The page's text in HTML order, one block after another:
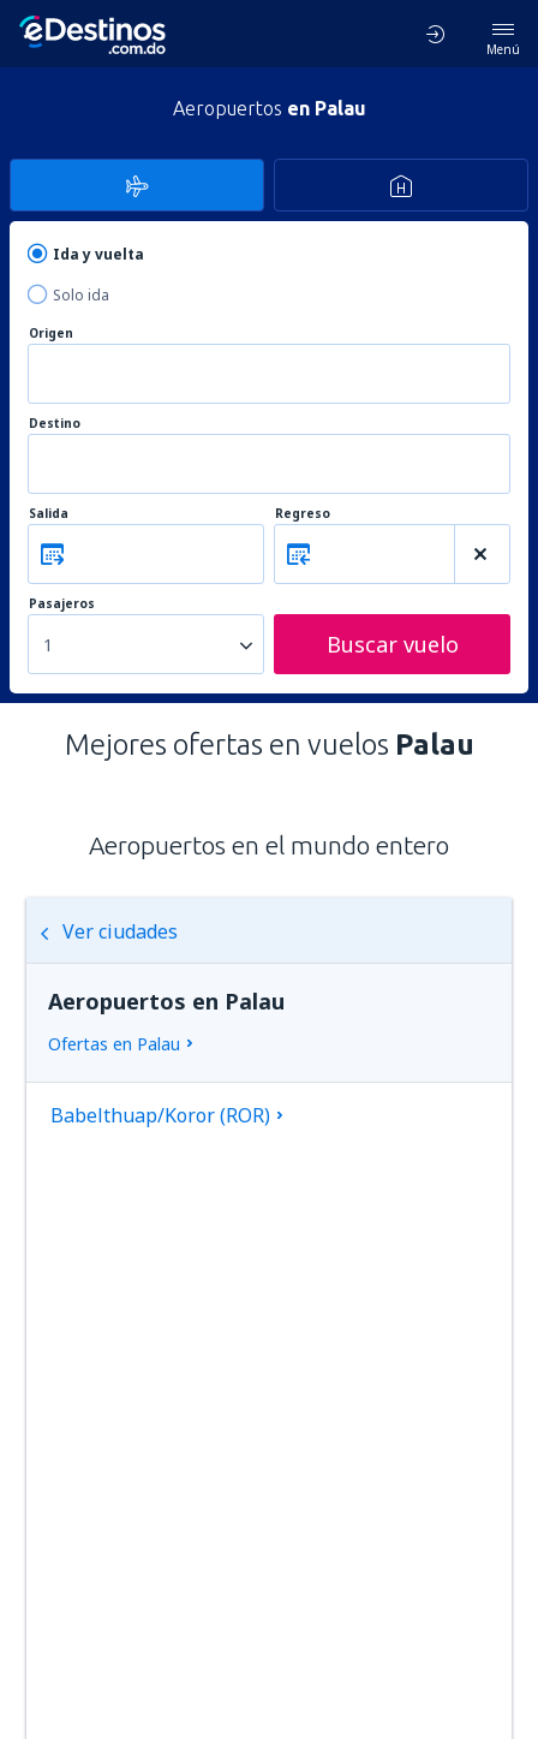
Menú
Aeropuertos en Palau
Ida y vuelta
Solo ida
Origen
Destino
Salida Regreso
Pasajeros
1 Buscar vuelo
Mejores ofertas en vuelos Palau
Aeropuertos en el mundo entero
Ver ciudades
Aeropuertos en Palau
Ofertas en Palau
Babelthuap/Koror (ROR)